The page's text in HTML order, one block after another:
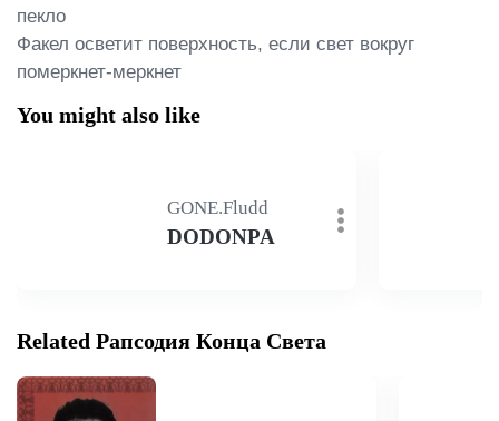
пекло
Факел осветит поверхность, если свет вокруг
померкнет-меркнет
You might also like
GONE.Fludd
DODONPA
Related Рапсодия Конца Света